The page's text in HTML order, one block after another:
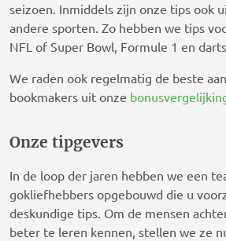
seizoen. Inmiddels zijn onze tips ook
andere sporten. Zo hebben we tips
NFL of Super Bowl, Formule 1 en
We raden ook regelmatig de beste
bookmakers uit onze
Onze tipgevers
In de loop der jaren hebben we een
gokliefhebbers opgebouwd die u
deskundige tips. Om de mensen
beter te leren kennen, stellen we ze